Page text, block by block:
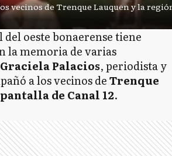
vecinos de Trenque Lauquen y la
oeste bonaerense tiene
la memoria de varias
Graciela Palacios, periodista y
a los vecinos deTrenque
pantalla de Canal 12.